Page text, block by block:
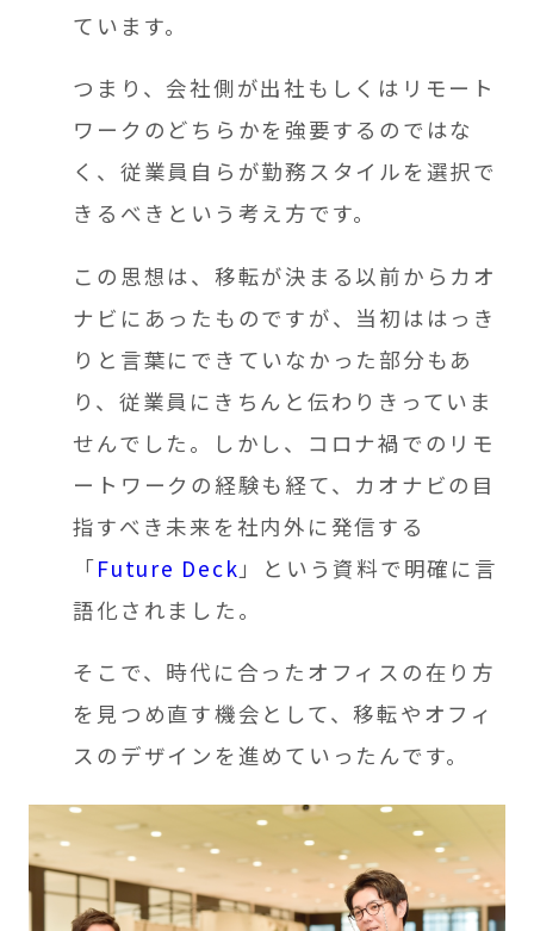
ています。
つまり、会社側が出社もしくはリモート
ワークのどちらかを強要するのではな
く、従業員自らが勤務スタイルを選択で
きるべきという考え方です。
この思想は、移転が決まる以前からカオ
ナビにあったものですが、当初ははっき
りと言葉にできていなかった部分もあ
り、従業員にきちんと伝わりきっていま
せんでした。しかし、コロナ禍でのリモ
ートワークの経験も経て、カオナビの目
指すべき未来を社内外に発信する
「Future Deck 」という資料で明確に言
語化されました。
そこで、時代に合ったオフィスの在り方
を見つめ直す機会として、移転やオフィ
スのデザインを進めていったんです。